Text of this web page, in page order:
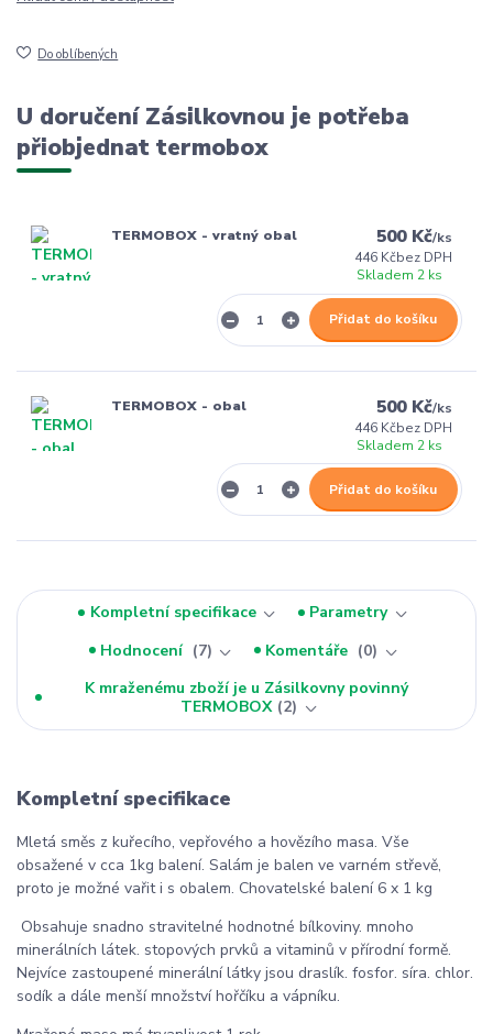
Do oblíbených
U doručení Zásilkovnou je potřeba
přiobjednat termobox
TERMOBOX - vratný obal 500 Kč/ks
446 Kčbez DPH
Skladem 2 ks
Přidat do košíku
TERMOBOX - obal 500 Kč/ks
446 Kčbez DPH
Skladem 2 ks
Přidat do košíku
Kompletní specifikace
Parametry
Hodnocení
7 Komentáře
0
K mraženému zboží je u Zásilkovny povinný
TERMOBOX 2
Kompletní specifikace
Mletá směs z kuřecího, vepřového a hovězího masa. Vše
obsažené v cca 1kg balení. Salám je balen ve varném střevě,
proto je možné vařit i s obalem. Chovatelské balení 6 x 1 kg
Obsahuje snadno stravitelné hodnotné bílkoviny. mnoho
minerálních látek. stopových prvků a vitaminů v přírodní formě.
Nejvíce zastoupené minerální látky jsou draslík. fosfor. síra. chlor.
sodík a dále menší množství hořčíku a vápníku.